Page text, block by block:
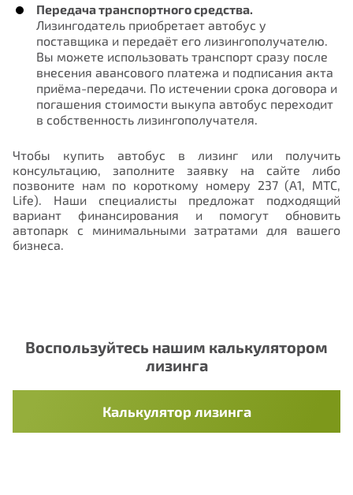
Передача транспортного средства.
Лизингодатель приобретает автобус у
поставщика и передаёт его лизингополучателю.
Вы можете использовать транспорт сразу после
внесения авансового платежа и подписания акта
приёма-передачи. По истечении срока договора и
погашения стоимости выкупа автобус переходит
в собственность лизингополучателя.
Чтобы купить автобус в лизинг или получить
консультацию, заполните заявку на сайте либо
позвоните нам по короткому номеру 237 (А1, МТС,
Life). Наши специалисты предложат подходящий
вариант финансирования и помогут обновить
автопарк с минимальными затратами для вашего
бизнеса.
Воспользуйтесь нашим калькулятором
лизинга
Калькулятор лизинга